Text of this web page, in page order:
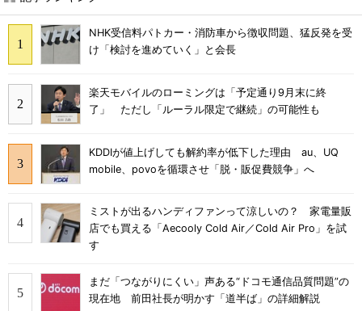
NHK受信料パトカー・消防車から徴収問題、猛反発を受
け「検討を進めていく」と会長
楽天モバイルのローミングは「予定通り9月末に終
了」 ただし「ルーラル限定で継続」の可能性も
KDDIが値上げしても解約率が低下した理由 au、UQ
mobile、povoを循環させ「脱・販促費競争」へ
ミストが出るハンディファンって涼しいの？ 家電量販
店でも買える「Aecooly Cold Air／Cold Air Pro」を試
す
まだ「つながりにくい」声ある“ドコモ通信品質問題”の
現在地 前田社長が明かす「道半ば」の詳細解説